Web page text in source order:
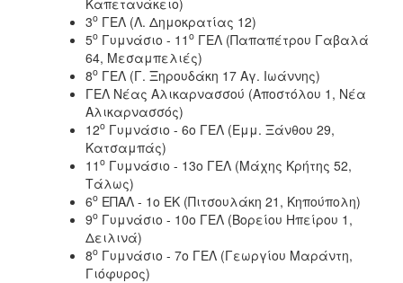
3ο ΓΕΛ (Λ. Δημοκρατίας 12)
5ο Γυμνάσιο - 11 ο ΓΕΛ (Παπαπέτρου Γαβαλά
64, Μεσαμπελιές)
8ο ΓΕΛ (Γ. Ξηρουδάκη 17 Αγ. Ιωάννης)
ΓΕΛ Νέας Αλικαρνασσού (Αποστόλου 1, Νέα
Αλικαρνασσός)
12ο Γυμνάσιο - 6ο ΓΕΛ (Εμμ. Ξάνθου 29,
Κατσαμπάς)
11 ο Γυμνάσιο - 13ο ΓΕΛ (Μάχης Κρήτης 52,
Τάλως)
6ο ΕΠΑΛ - 1ο ΕΚ (Πιτσουλάκη 21, Κηπούπολη)
9ο Γυμνάσιο - 10ο ΓΕΛ (Βορείου Ηπείρου 1,
Δειλινά)
8ο Γυμνάσιο - 7ο ΓΕΛ (Γεωργίου Μαράντη,
Γιόφυρος)